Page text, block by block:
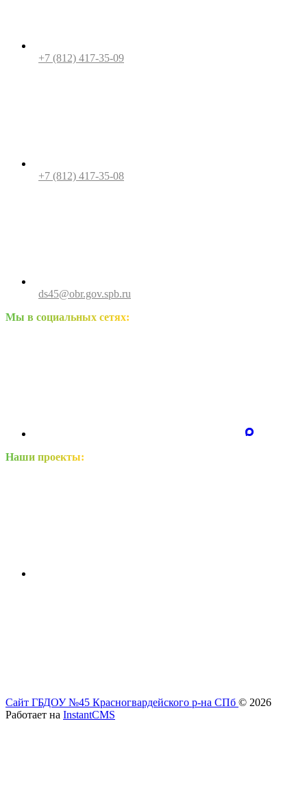
+7 (812) 417-35-09
+7 (812) 417-35-08
ds45@obr.gov.spb.ru
Мы в социальных сетях:
Наши проекты:
Сайт ГБДОУ №45 Красногвардейского р-на СПб © 2026
Работает на InstantCMS